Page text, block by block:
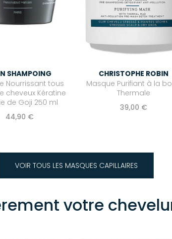
SHAMPOING
Nourrissant tous
cheveux Kératine
de Goji 250 ml
44,90 €
CHRISTOPHE ROBIN
Masque Purifiant à la
Thermale
39,00 €
VOIR TOUS LES MASQUES CAPILLAIRES
votre